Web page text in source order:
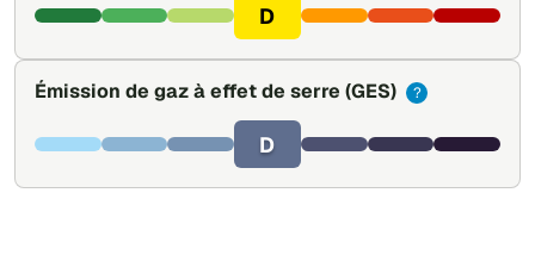
D
Émission de gaz à effet de serre (GES) ?
D